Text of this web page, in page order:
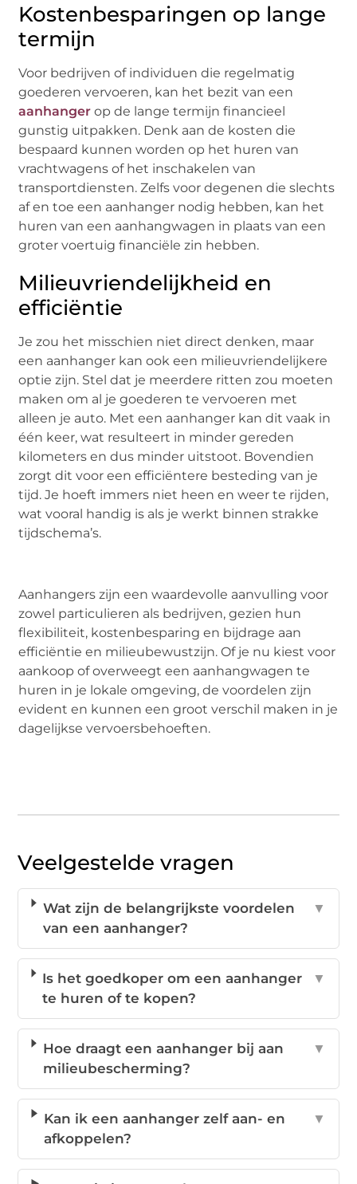
Kostenbesparingen op lange
termijn
Voor bedrijven of individuen die regelmatig
goederen vervoeren, kan het bezit van een
aanhanger op de lange termijn financieel
gunstig uitpakken. Denk aan de kosten die
bespaard kunnen worden op het huren van
vrachtwagens of het inschakelen van
transportdiensten. Zelfs voor degenen die slechts
af en toe een aanhanger nodig hebben, kan het
huren van een aanhangwagen in plaats van een
groter voertuig financiële zin hebben.
Milieuvriendelijkheid en
efficiëntie
Je zou het misschien niet direct denken, maar
een aanhanger kan ook een milieuvriendelijkere
optie zijn. Stel dat je meerdere ritten zou moeten
maken om al je goederen te vervoeren met
alleen je auto. Met een aanhanger kan dit vaak in
één keer, wat resulteert in minder gereden
kilometers en dus minder uitstoot. Bovendien
zorgt dit voor een efficiëntere besteding van je
tijd. Je hoeft immers niet heen en weer te rijden,
wat vooral handig is als je werkt binnen strakke
tijdschema’s.
Aanhangers zijn een waardevolle aanvulling voor
zowel particulieren als bedrijven, gezien hun
flexibiliteit, kostenbesparing en bijdrage aan
efficiëntie en milieubewustzijn. Of je nu kiest voor
aankoop of overweegt een aanhangwagen te
huren in je lokale omgeving, de voordelen zijn
evident en kunnen een groot verschil maken in je
dagelijkse vervoersbehoeften.
Veelgestelde vragen
Wat zijn de belangrijkste voordelen
van een aanhanger?
▼
Is het goedkoper om een aanhanger
te huren of te kopen?
▼
Hoe draagt een aanhanger bij aan
milieubescherming?
▼
Kan ik een aanhanger zelf aan- en
afkoppelen?
▼